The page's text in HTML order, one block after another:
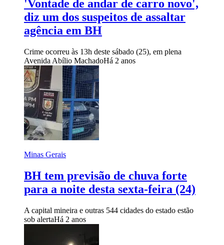
'Vontade de andar de carro novo',
diz um dos suspeitos de assaltar
agência em BH
Crime ocorreu às 13h deste sábado (25), em plena
Avenida Abílio MachadoHá 2 anos
Minas Gerais
BH tem previsão de chuva forte
para a noite desta sexta-feira (24)
A capital mineira e outras 544 cidades do estado estão
sob alertaHá 2 anos